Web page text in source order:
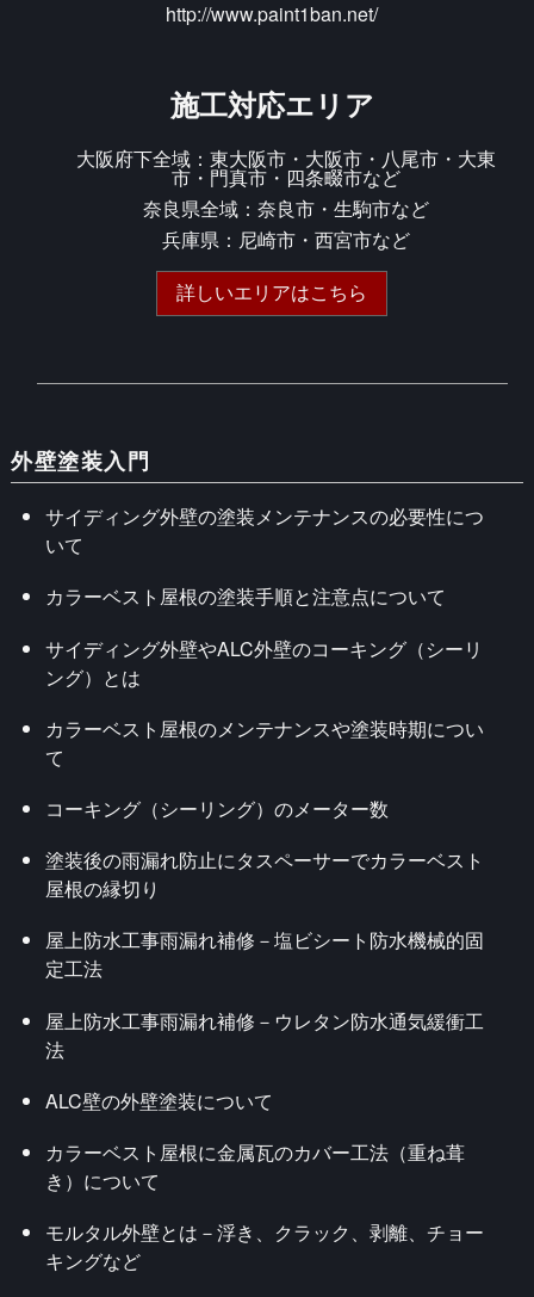
http://www.paint1ban.net/
施工対応エリア
大阪府下全域：東大阪市・大阪市・八尾市・大東
市・門真市・四条畷市など
奈良県全域：奈良市・生駒市など
兵庫県：尼崎市・西宮市など
詳しいエリアはこちら
外壁塗装入門
サイディング外壁の塗装メンテナンスの必要性につ
いて
カラーベスト屋根の塗装手順と注意点について
サイディング外壁やALC外壁のコーキング（シーリ
ング）とは
カラーベスト屋根のメンテナンスや塗装時期につい
て
コーキング（シーリング）のメーター数
塗装後の雨漏れ防止にタスペーサーでカラーベスト
屋根の縁切り
屋上防水工事雨漏れ補修－塩ビシート防水機械的固
定工法
屋上防水工事雨漏れ補修－ウレタン防水通気緩衝工
法
ALC壁の外壁塗装について
カラーベスト屋根に金属瓦のカバー工法（重ね葺
き）について
モルタル外壁とは－浮き、クラック、剥離、チョー
キングなど